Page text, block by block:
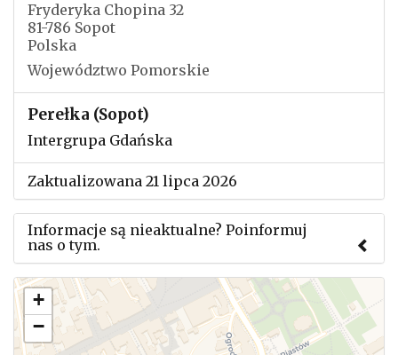
Fryderyka Chopina 32
81-786 Sopot
Polska
Województwo Pomorskie
Perełka (Sopot)
Intergrupa Gdańska
Zaktualizowana 21 lipca 2026
Informacje są nieaktualne? Poinformuj
nas o tym.
Użyj tego formularza aby przesłać informację o
zmianach w powyższym mityngu.
+
−